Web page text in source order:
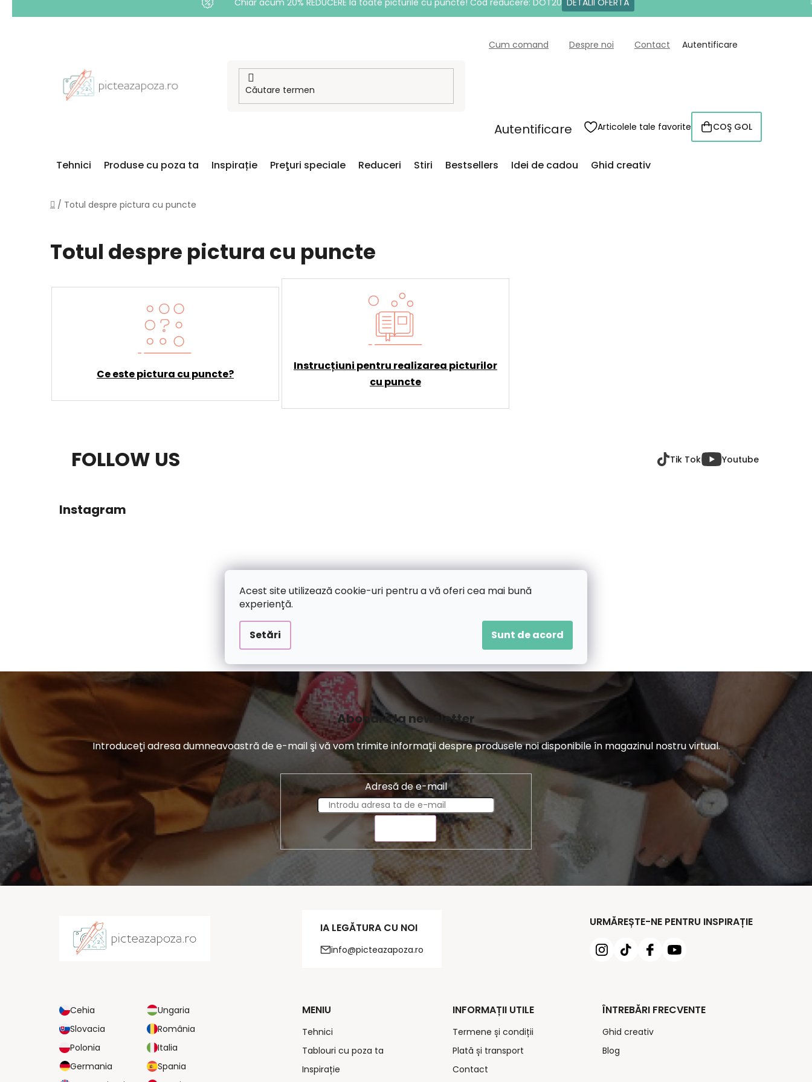
Acest site utilizează cookie-uri pentru a vă oferi cea mai bună
experiență.
Setări Sunt de acord
Chiar acum 20% REDUCERE la toate picturile cu puncte! Cod reducere: DOT20 DETALII OFERTĂ
Cum comand Despre noi Contact Autentificare
Autentificare Articolele tale favorite
COŞ
DE
COŞ GOL
Tehnici Produse cu poza ta Inspirație Preţuri speciale Reduceri Stiri Bestsellers Idei de cadou Ghid creativ
Acasă
/ Totul despre pictura cu puncte
Totul despre pictura cu puncte
Ce este pictura cu puncte?
Instrucțiuni pentru realizarea picturilor
cu puncte
FOLLOW US Tik Tok Youtube
Instagram
Abonare la newsletter
Introduceţi adresa dumneavoastră de e-mail şi vă vom trimite informaţii despre produsele noi disponibile în magazinul nostru virtual.
Adresă de e-mail
IA LEGĂTURA CU NOI
info@picteazapoza.ro
URMĂREȘTE-NE PENTRU INSPIRAȚIE
Cehia
Ungaria
Slovacia
România
Polonia
Italia
Germania
Spania
MENIU
Tehnici
Tablouri cu poza ta
Inspirație
INFORMAȚII UTILE
Termene și condiții
Plată și transport
Contact
ÎNTREBĂRI FRECVENTE
Ghid creativ
Blog